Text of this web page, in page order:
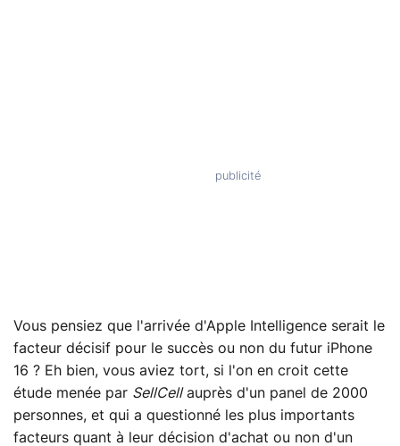
Vous pensiez que l'arrivée d'Apple Intelligence serait le
facteur décisif pour le succès ou non du futur iPhone
16 ? Eh bien, vous aviez tort, si l'on en croit cette
étude menée par SellCellauprès d'un panel de 2000
personnes, et qui a questionné les plus importants
facteurs quant à leur décision d'achat ou non d'un